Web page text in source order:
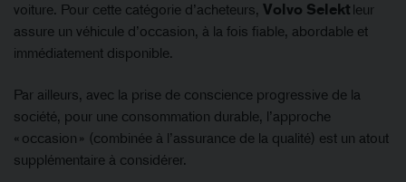
voiture. Pour cette catégorie d’acheteurs, Volvo Selekt leur
assure un véhicule d’occasion, à la fois fiable, abordable et
immédiatement disponible.
Par ailleurs, avec la prise de conscience progressive de la
société, pour une consommation durable, l’approche
« occasion » (combinée à l’assurance de la qualité) est un atout
supplémentaire à considérer.